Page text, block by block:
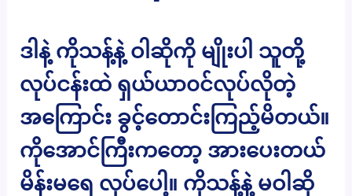
ဒါနဲ့ ကိုသန့်နဲ့ ဝါဆိုကို မျိုးပါ သူတို့
လုပ်ငန်းထဲ ရှယ်ယာ၀င်လုပ်လိုတဲ့
အကြောင်း ခွင့်တောင်းကြည့်မိတယ်။
ကိုအောင်ကြီးကတော့ အားပေးတယ်
မိန်းမရေ လုပ်ပေါ့။ ကိုသန့်နဲ့ မဝါဆို